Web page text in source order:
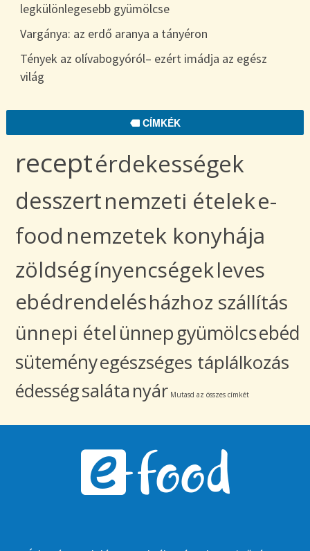
legkülönlegesebb gyümölcse
Vargánya: az erdő aranya a tányéron
Tények az olívabogyóról– ezért imádja az egész
világ
CÍMKÉK
receptérdekességek
desszertnemzeti ételeke-
food nemzetek konyhája
zöldségínyencségekleves
ebédrendelésházhoz szállítás
ünnepi ételünnepgyümölcsebéd
süteményegészséges táplálkozás
édességsaláta nyár Mutasd az összes címkét